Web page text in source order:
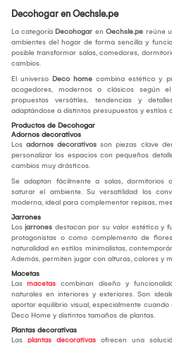
Decohogar en Oechsle.pe
La categoría Decohogar en Oechsle.pe reúne
ambientes del hogar de forma sencilla y
posible transformar salas, comedores,
cambios.
El universo Deco home combina estética y
acogedores, modernos o clásicos según
propuestas versátiles, tendencias y
adaptándose a distintos presupuestos y estilos
Productos de Decohogar
Adornos decorativos
Los adornos decorativos son piezas clave
personalizar los espacios con pequeños
cambios muy drásticos.
Se adaptan fácilmente a salas, dormitorios
saturar el ambiente. Su versatilidad los
moderna, ideal para complementar repisas,
Jarrones
Los jarrones destacan por su valor estético y
protagonistas o como complemento de
naturalidad en estilos minimalistas,
Además, permiten jugar con alturas, colores y
Macetas
Las macetas combinan diseño y
naturales en interiores y exteriores. Son
aportar equilibrio visual, especialmente
Deco Home y distintos tamaños de plantas.
Plantas decorativas
Las plantas decorativas ofrecen una